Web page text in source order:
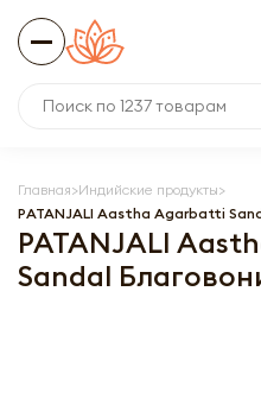
Главная Индийские продукты
PATANJALI Aastha Agarbatti
PATANJALI
Sandal